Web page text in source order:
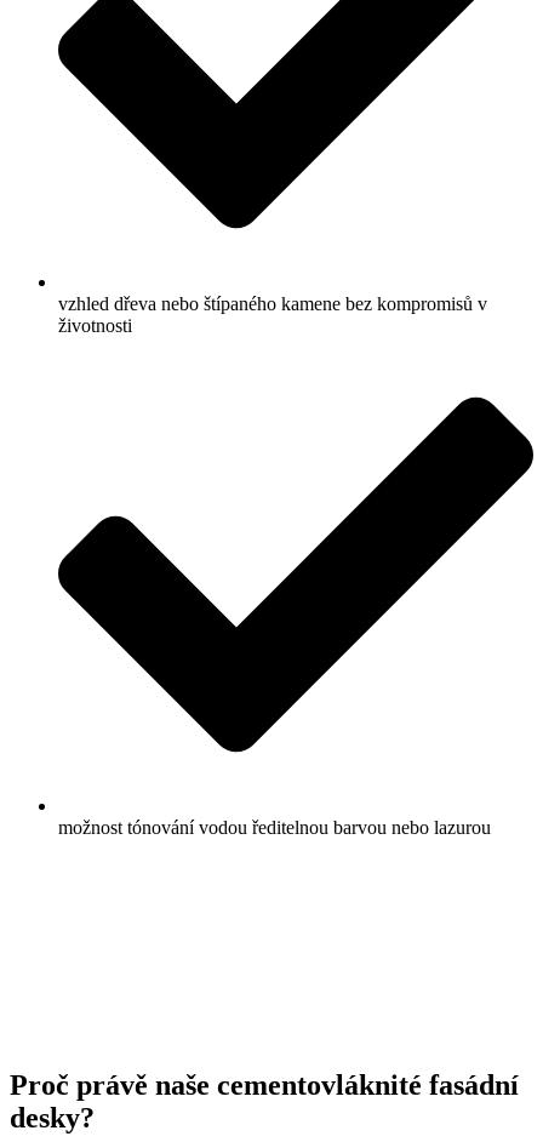
vzhled dřeva nebo štípaného kamene bez kompromisů v
životnosti
možnost tónování vodou ředitelnou barvou nebo lazurou
Proč právě naše cementovláknité fasádní
desky?